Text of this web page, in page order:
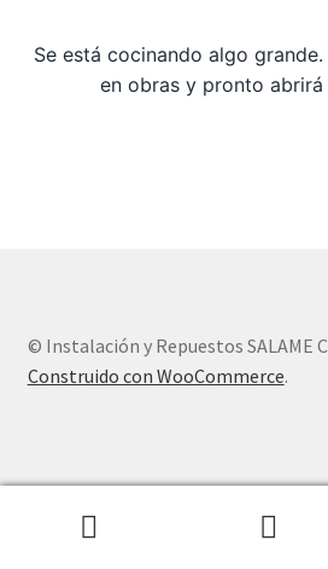
Sample Page
Se está cocinando algo
en obras y pronto abrirá
© Instalación y Repuestos SALAME
Construido con WooCommerce.